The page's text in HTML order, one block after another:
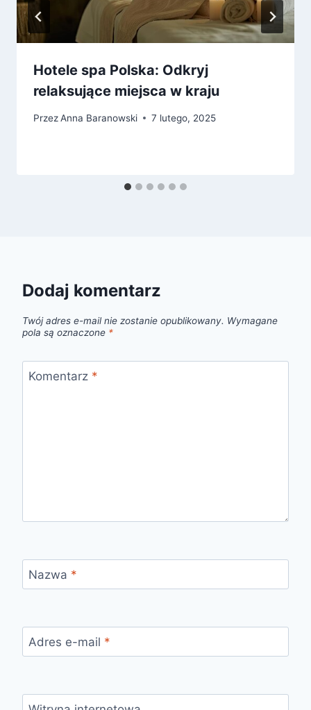
Hotele spa Polska: Odkryj
relaksujące miejsca w kraju
PrzezAnna Baranowski 7 lutego, 2025
Dodaj komentarz
Twój adres e-mail nie zostanie opublikowany. Wymagane
pola są oznaczone *
Komentarz *
Nazwa *
Adres e-mail *